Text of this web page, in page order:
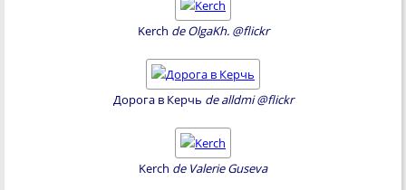
Kerch de OlgaKh. @flickr
Дорога в Керчь de alldmi @flickr
Kerch de Valerie Guseva